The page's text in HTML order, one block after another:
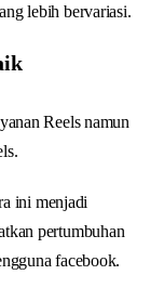
lebih bervariasi.
Reels namun
ini menjadi
pertumbuhan
facebook.